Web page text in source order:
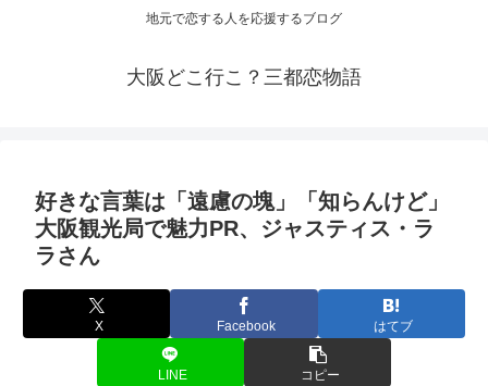
地元で恋する人を応援するブログ
大阪どこ行こ？三都恋物語
好きな言葉は「遠慮の塊」「知らんけど」
大阪観光局で魅力PR、ジャスティス・ラ
ラさん
X Facebook はてブ
LINE コピー